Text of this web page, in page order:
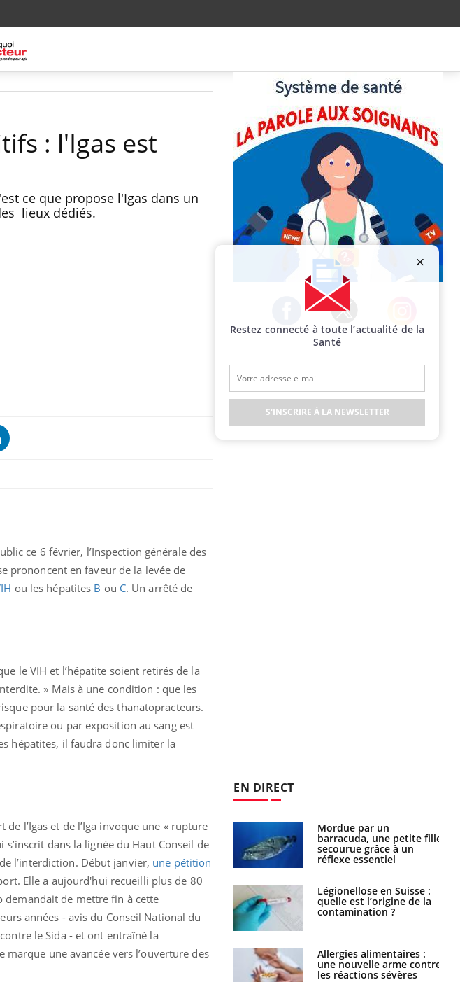
: l'Igas est
ce que propose l'Igas dans un
lieux dédiés.
ce 6 février, l’Inspection générale des
prononcent en faveur de la levée de
ou les hépatites B ou C. Un arrêté de
le VIH et l’hépatite soient retirés de la
» Mais à une condition : que les
pour la santé des thanatopracteurs.
ou par exposition au sang est
hépatites, il faudra donc limiter la
l’Igas et de l’Iga invoque une « rupture
s’inscrit dans la lignée du Haut Conseil de
l’interdiction. Début janvier, une pétition
Elle a aujourd'hui recueilli plus de 80
demandait de mettre fin à cette
années - avis du Conseil National du
le Sida - et ont entraîné la
une avancée vers l’ouverture des
Facebook Twitter Instagram
EN DIRECT
du
Grossesse et chaleur : ce
que dit la science
Le smartphone nuit-il à
l'apprentissage de la
lecture ?
Mordue par une tique en
Mordue par un
barracuda, une petite fille
secourue grâce à un
réflexe essentiel
Légionellose en Suisse :
quelle est l’origine de la
contamination ?
Allergies alimentaires :
une nouvelle arme contre
les réactions sévères
Restez connecté à toute l’actualité de la
Santé
S'INSCRIRE À LA NEWSLETTER